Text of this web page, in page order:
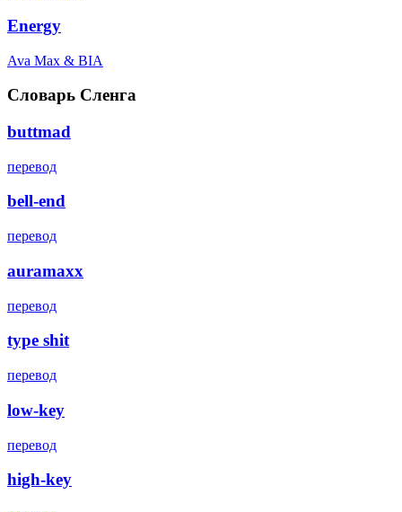
Energy
Ava Max & BIA
Словарь Сленга
buttmad
перевод
bell-end
перевод
auramaxx
перевод
type shit
перевод
low-key
перевод
high-key